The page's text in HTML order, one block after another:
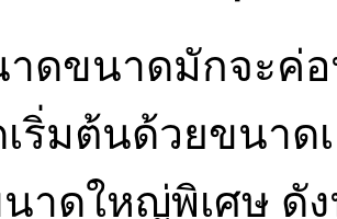
ดขนาดมักจะค่
ริ่มต้นด้วยขนาด
าดใหญ่พิเศษ ดั